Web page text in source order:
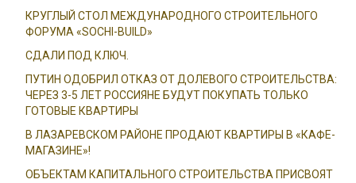
КРУГЛЫЙ СТОЛ МЕЖДУНАРОДНОГО СТРОИТЕЛЬНОГО
ФОРУМА «SOCHI-BUILD»
СДАЛИ ПОД КЛЮЧ.
ПУТИН ОДОБРИЛ ОТКАЗ ОТ ДОЛЕВОГО СТРОИТЕЛЬСТВА:
ЧЕРЕЗ 3-5 ЛЕТ РОССИЯНЕ БУДУТ ПОКУПАТЬ ТОЛЬКО
ГОТОВЫЕ КВАРТИРЫ
В ЛАЗАРЕВСКОМ РАЙОНЕ ПРОДАЮТ КВАРТИРЫ В «КАФЕ-
МАГАЗИНЕ»!
ОБЪЕКТАМ КАПИТАЛЬНОГО СТРОИТЕЛЬСТВА ПРИСВОЯТ